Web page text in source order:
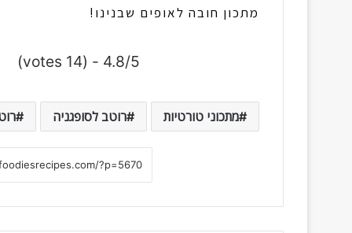
מתכון חובה לאופים שבנינו!
4.8/5 - (14 votes)
מתכוני טורטיות רוטב לסופגניה